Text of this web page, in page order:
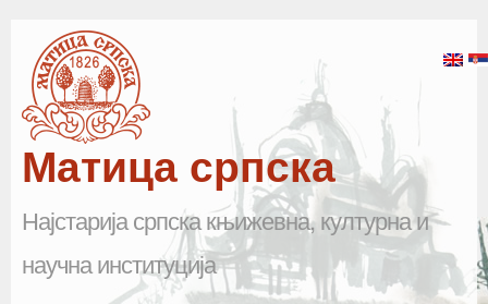
Матица српска
Најстарија српска књижевна, културна и
научна институција